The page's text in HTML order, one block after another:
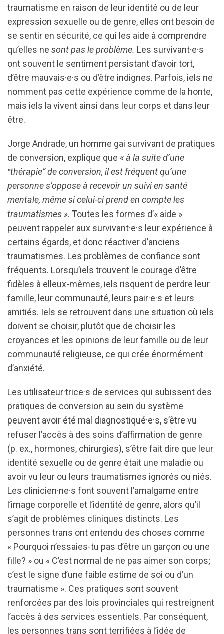
traumatisme en raison de leur identité ou de leur
expression sexuelle ou de genre, elles ont besoin de
se sentir en sécurité, ce qui les aide à comprendre
qu’elles ne sont pas le problème. Les survivant·e·s
ont souvent le sentiment persistant d’avoir tort,
d’être mauvais·e·s ou d’être indignes. Parfois, iels ne
nomment pas cette expérience comme de la honte,
mais iels la vivent ainsi dans leur corps et dans leur
être.
Jorge Andrade, un homme gai survivant de pratiques
de conversion, explique que « à la suite d’une
‟thérapie” de conversion, il est fréquent qu’une
personne s’oppose à recevoir un suivi en santé
mentale, même si celui-ci prend en compte les
traumatismes ». Toutes les formes d’« aide »
peuvent rappeler aux survivant·e·s leur expérience à
certains égards, et donc réactiver d’anciens
traumatismes. Les problèmes de confiance sont
fréquents. Lorsqu’iels trouvent le courage d’être
fidèles à elleux-mêmes, iels risquent de perdre leur
famille, leur communauté, leurs pair·e·s et leurs
amitiés. Iels se retrouvent dans une situation où iels
doivent se choisir, plutôt que de choisir les
croyances et les opinions de leur famille ou de leur
communauté religieuse, ce qui crée énormément
d’anxiété.
Les utilisateur·trice·s de services qui subissent des
pratiques de conversion au sein du système
peuvent avoir été mal diagnostiqué·e·s, s’être vu
refuser l’accès à des soins d’affirmation de genre
(p. ex., hormones, chirurgies), s’être fait dire que leur
identité sexuelle ou de genre était une maladie ou
avoir vu leur ou leurs traumatismes ignorés ou niés.
Les clinicien·ne·s font souvent l’amalgame entre
l’image corporelle et l’identité de genre, alors qu’il
s’agit de problèmes cliniques distincts. Les
personnes trans ont entendu des choses comme
« Pourquoi n’essaies-tu pas d’être un garçon ou une
fille? » ou « C’est normal de ne pas aimer son corps;
c’est le signe d’une faible estime de soi ou d’un
traumatisme ». Ces pratiques sont souvent
renforcées par des lois provinciales qui restreignent
l’accès à des services essentiels. Par conséquent,
les personnes trans sont terrifiées à l’idée de